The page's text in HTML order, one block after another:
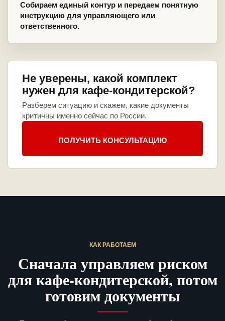
Собираем единый контур и передаем понятную
инструкцию для управляющего или
ответственного.
Не уверены, какой комплект
нужен для кафе-кондитерской?
Разберем ситуацию и скажем, какие документы
критичны именно сейчас по России.
ПОЛУЧИТЬ КОНСУЛЬТАЦИЮ
КАК РАБОТАЕМ
Сначала управляем риском
для кафе-кондитерской, потом
готовим документы